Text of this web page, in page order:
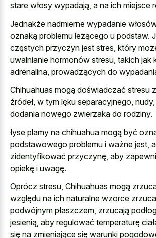
stare włosy wypadają, a na ich miejsce
Jednakże nadmierne wypadanie
oznaką problemu leżącego u podstaw.
częstych przyczyn jest stres, który
uwalnianie hormonów stresu, takich jak
adrenalina, prowadzących do
Chihuahuas mogą doświadczać stresu
źródeł, w tym lęku separacyjnego,
dodania nowego zwierzaka do rodziny.
łyse plamy na chihuahua mogą być
podstawowego problemu i ważne jest,
zidentyfikować przyczynę, aby
opiekę i uwagę.
Oprócz stresu, Chihuahuas mogą
względu na ich naturalne wzorce
podwójnym płaszczem, zrzucają
jesienią, aby regulować temperaturę
się na zmieniające się warunki